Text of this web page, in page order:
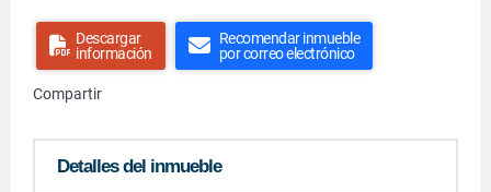
Descargar
información
Recomendar inmueble
por correo electrónico
Compartir
Detalles del inmueble